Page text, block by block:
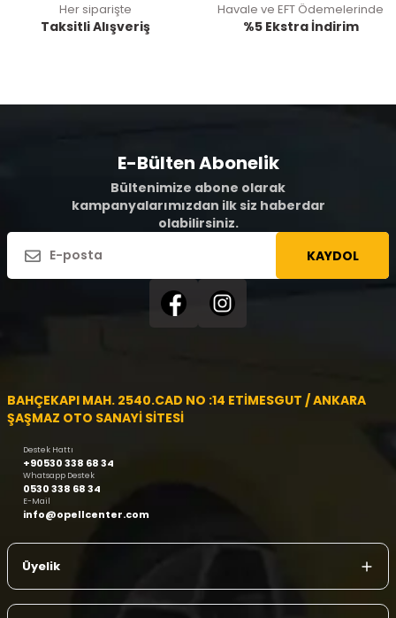
Her siparişte
Taksitli Alışveriş
Havale ve EFT Ödemelerinde
%5 Ekstra İndirim
E-Bülten Abonelik
Bültenimize abone olarak
kampanyalarımızdan ilk siz haberdar
olabilirsiniz.
KAYDOL
BAHÇEKAPI MAH. 2540.CAD NO :14 ETİMESGUT / ANKARA
ŞAŞMAZ OTO SANAYİ SİTESİ
Destek Hattı
+90530 338 68 34
Whatsapp Destek
0530 338 68 34
E-Mail
info@opellcenter.com
Üyelik